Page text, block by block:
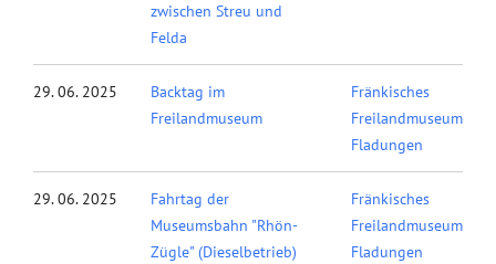
zwischen Streu und
Felda
29. 06. 2025
Backtag im
Freilandmuseum
Fränkisches
Freilandmuseum
Fladungen
29. 06. 2025
Fahrtag der
Museumsbahn "Rhön-
Zügle" (Dieselbetrieb)
Fränkisches
Freilandmuseum
Fladungen